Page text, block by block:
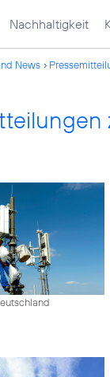
Nachhaltigkeit
News